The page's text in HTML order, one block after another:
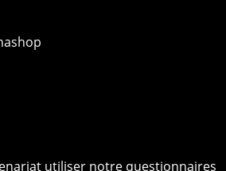
utiliser notre questionnaires